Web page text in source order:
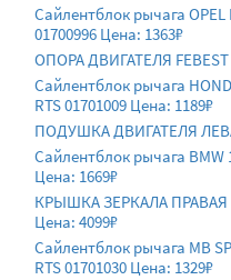
Сайлентблок рычага OPEL
01700996 Цена: 1363₽
ОПОРА ДВИГАТЕЛЯ FEBEST
Сайлентблок рычага
RTS 01701009 Цена: 1189₽
ПОДУШКА ДВИГАТЕЛЯ
Сайлентблок рычага BMW
Цена: 1669₽
КРЫШКА ЗЕРКАЛА ПРАВАЯ
Цена: 4099₽
Сайлентблок рычага MB
RTS 01701030 Цена: 1329₽